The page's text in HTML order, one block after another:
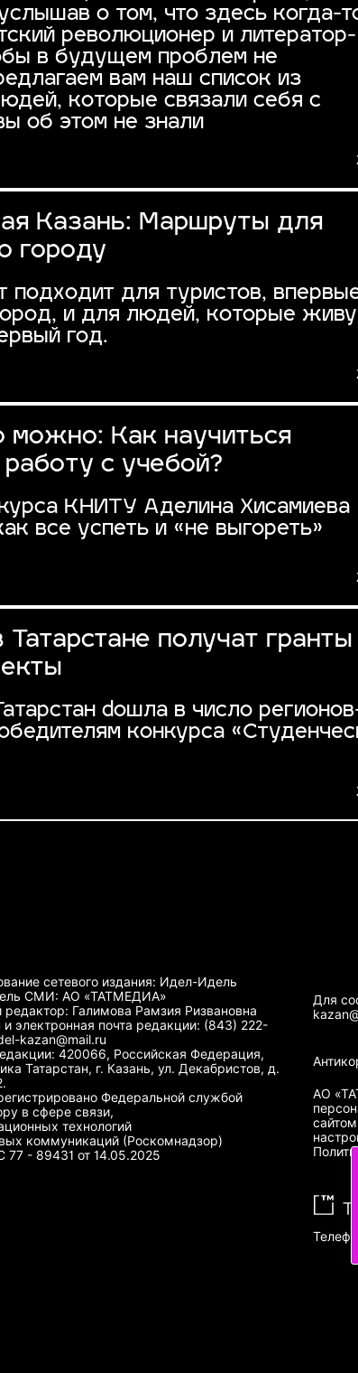
о том, что здесь когда-
революционер и литератор-
в будущем проблем не
вам наш список из
которые связали себя с
об этом не знали
Казань: Маршруты для
городу
подходит для туристов,
и для людей, которые
год.
Как научиться
с учебой?
КНИТУ Аделина Хисамиева
все успеть и «не выгореть»
получат гранты
dошла в число
конкурса
сетевого издания: Идел-Идель
СМИ: АО «ТАТМЕДИА»
редактор: Галимова Рамзия Ризвановна
и электронная почта редакции: (843) 222-
kazan@mail.ru
420066, Российская Федерация,
Татарстан, г. Казань, ул. Декабристов, д.
Федеральной службой
в сфере связи,
технологий
коммуникаций (Роскомнадзор)
- 89431 от 14.05.2025
Для
АО